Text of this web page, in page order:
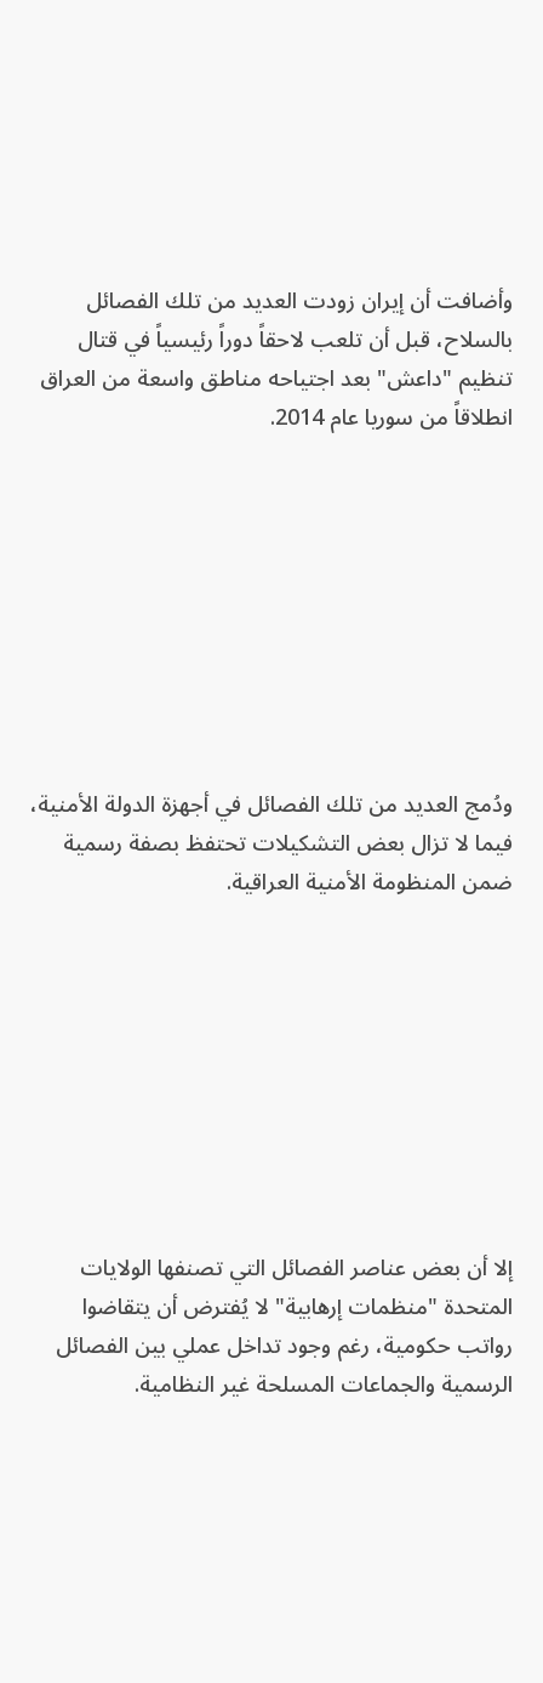
وأضافت أن إيران زودت العديد من تلك الفصائل
بالسلاح، قبل أن تلعب لاحقاً دوراً رئيسياً في قتال
تنظيم "داعش" بعد اجتياحه مناطق واسعة من العراق
انطلاقاً من سوريا عام 2014.
ودُمج العديد من تلك الفصائل في أجهزة الدولة الأمنية،
فيما لا تزال بعض التشكيلات تحتفظ بصفة رسمية
ضمن المنظومة الأمنية العراقية.
إلا أن بعض عناصر الفصائل التي تصنفها الولايات
المتحدة "منظمات إرهابية" لا يُفترض أن يتقاضوا
رواتب حكومية، رغم وجود تداخل عملي بين الفصائل
الرسمية والجماعات المسلحة غير النظامية.